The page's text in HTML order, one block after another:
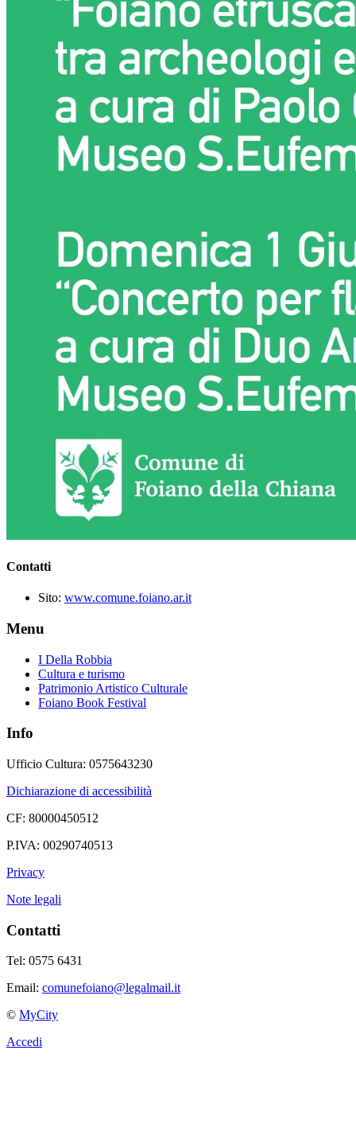
Contatti
Sito: www.comune.foiano.ar.it
Menu
I Della Robbia
Cultura e turismo
Patrimonio Artistico Culturale
Foiano Book Festival
Info
Ufficio Cultura: 0575643230
Dichiarazione di accessibilità
CF: 80000450512
P.IVA: 00290740513
Privacy
Note legali
Contatti
Tel: 0575 6431
Email: comunefoiano@legalmail.it
© MyCity
Accedi